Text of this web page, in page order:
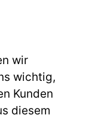
wir
wichtig,
Kunden
diesem